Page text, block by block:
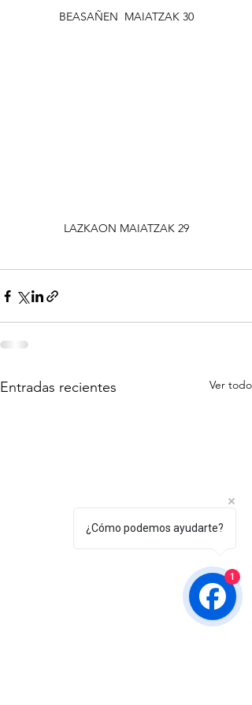
BEASAÑEN  MAIATZAK 30
LAZKAON MAIATZAK 29
Entradas recientes Ver todo
¿Cómo podemos ayudarte?
1